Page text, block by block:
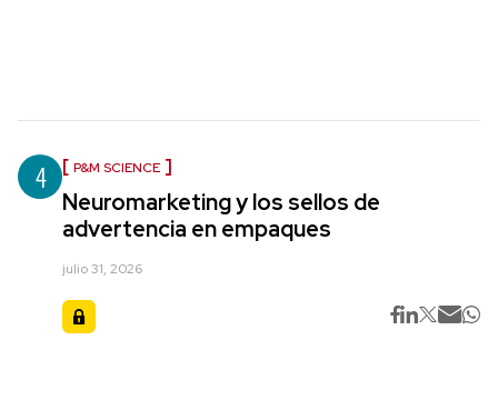
4 P&M SCIENCE
Neuromarketing y los sellos de
advertencia en empaques
julio 31, 2026